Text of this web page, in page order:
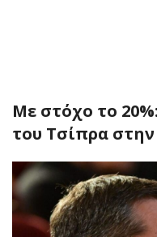
Με στόχο το
του Τσίπρα στην